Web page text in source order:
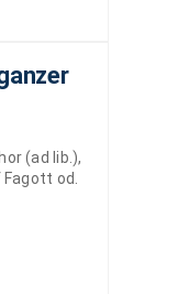
(ad lib.),
od.